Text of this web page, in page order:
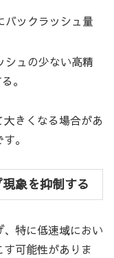
バックラッシュ量
シュの少ない高精
。
きくなる場合があ
。
象を抑制する
特に低速域におい
可能性がありま